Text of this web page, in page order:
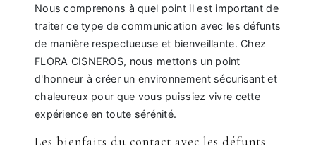
Nous comprenons à quel point il est important de
traiter ce type de communication avec les défunts
de manière respectueuse et bienveillante. Chez
FLORA CISNEROS, nous mettons un point
d'honneur à créer un environnement sécurisant et
chaleureux pour que vous puissiez vivre cette
expérience en toute sérénité.
Les bienfaits du contact avec les défunts